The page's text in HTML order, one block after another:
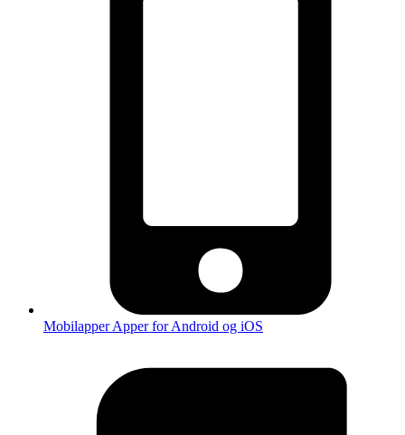
MobilapperApper for Android og iOS